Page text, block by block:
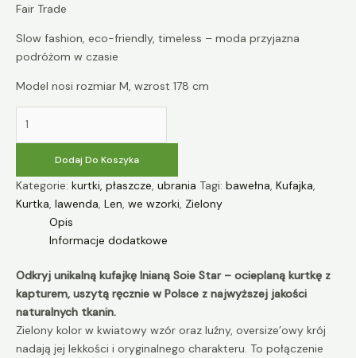
Fair Trade
Slow fashion, eco-friendly, timeless – moda przyjazna
podróżom w czasie
Model nosi rozmiar M, wzrost 178 cm
Dodaj Do Koszyka
Kategorie: kurtki, płaszcze, ubrania Tagi: bawełna, Kufajka,
Kurtka, lawenda, Len, we wzorki, Zielony
Opis
Informacje dodatkowe
Odkryj unikalną kufajkę lnianą Soie Star – ocieplaną kurtkę z
kapturem, uszytą ręcznie w Polsce z najwyższej jakości
naturalnych tkanin.
Zielony kolor w kwiatowy wzór oraz luźny, oversize’owy krój
nadają jej lekkości i oryginalnego charakteru. To połączenie